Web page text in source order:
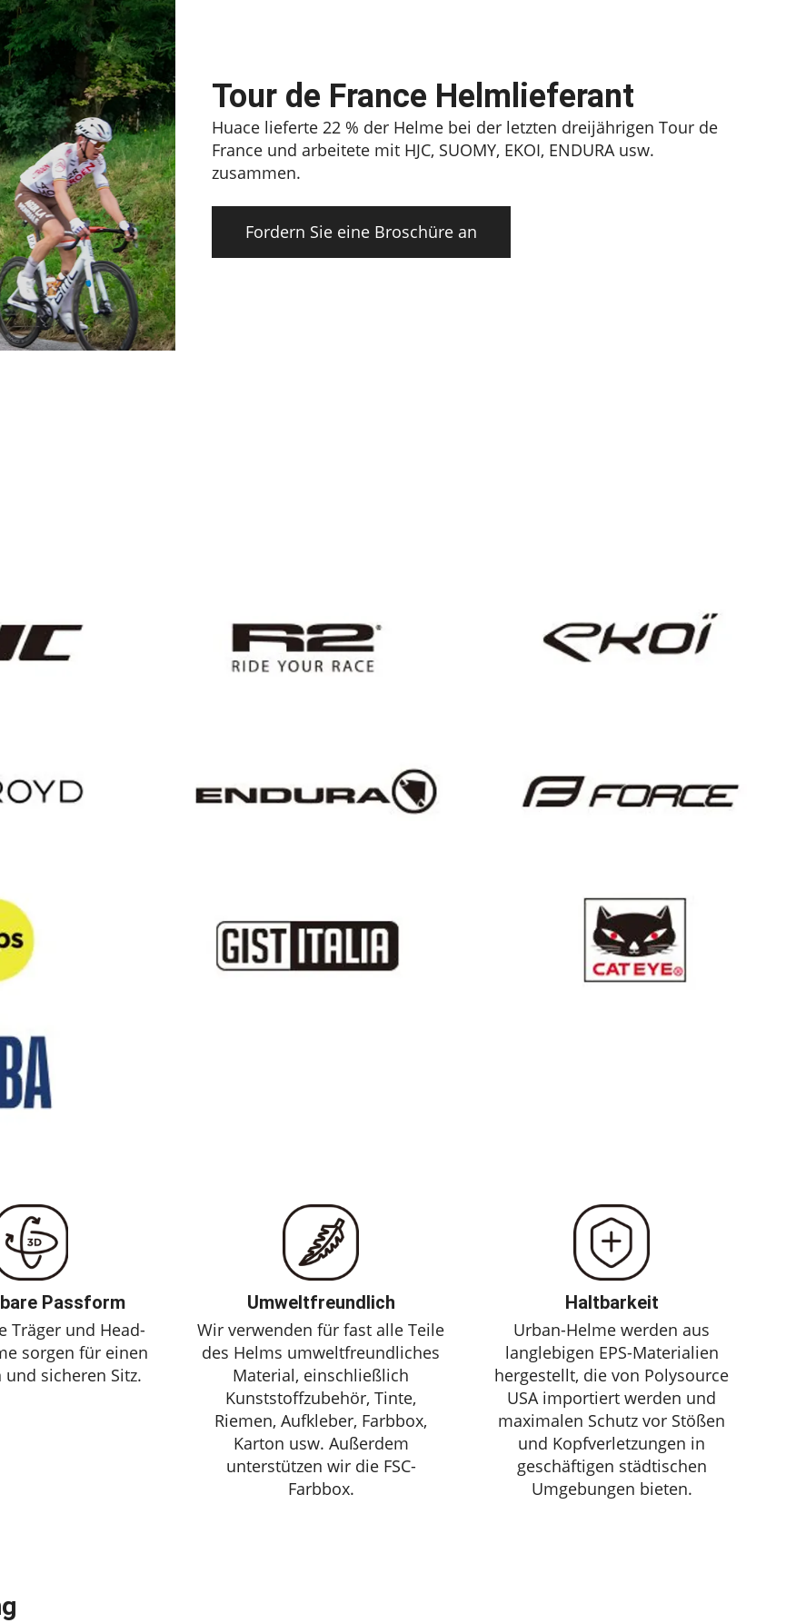
Tour de France Helmlieferant
Huace lieferte 22 % der Helme bei der letzten dreijährigen Tour de
France und arbeitete mit HJC, SUOMY, EKOI, ENDURA usw.
zusammen.
Fordern Sie eine Broschüre an
Passform
Träger und Head-
sorgen für einen
sicheren Sitz.
Umweltfreundlich
Wir verwenden für fast alle Teile
des Helms umweltfreundliches
Material, einschließlich
Kunststoffzubehör, Tinte,
Riemen, Aufkleber, Farbbox,
Karton usw. Außerdem
unterstützen wir die FSC-
Farbbox.
Haltbarkeit
Urban-Helme werden aus
langlebigen EPS-Materialien
hergestellt, die von Polysource
USA importiert werden und
maximalen Schutz vor Stößen
und Kopfverletzungen in
geschäftigen städtischen
Umgebungen bieten.